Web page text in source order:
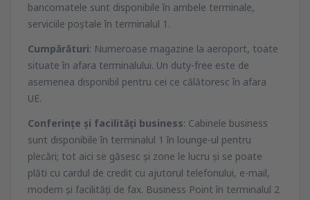
bancomatele sunt disponibile în ambele terminale,
serviciile poştale în terminalul 1.
Cumpărături: Numeroase magazine la aeroport, toate
situate în afara terminalului. Un duty-free este de
asemenea disponibil pentru cei ce călătoresc în afara
UE.
Conferinţe şi facilităţi business: Cabinele business
sunt disponibile în terminalul 1 în lounge-ul pentru
plecări; tot aici se găsesc şi zone le lucru şi se poate
plăti cu cardul de credit cu ajutorul telefonului, e-mail,
modem şi facilităţi de fax. Business Point în terminalul 2